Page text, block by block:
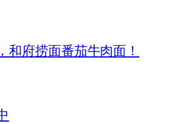
和府捞面番茄牛肉面！